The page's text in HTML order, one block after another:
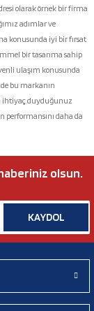
olarak örnek bir firma
adımlar ve
konusunda iyi bir fırsat
bir tasarıma sahip
ulaşım konusunda
bu markanın
ihtiyaç duyduğunuz
daha da
olsun.
KAYDOL